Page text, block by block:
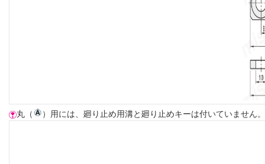
丸（ ）用には、廻り止め用溝と廻り止めキーは付いていません。